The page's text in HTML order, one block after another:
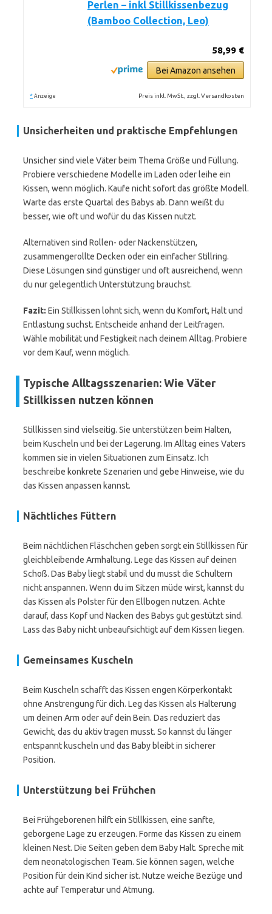
Perlen – inkl Stillkissenbezug
(Bamboo Collection, Leo)
58,99 €
Bei Amazon ansehen
* Anzeige Preis inkl. MwSt., zzgl. Versandkosten
Unsicherheiten und praktische Empfehlungen
Unsicher sind viele Väter beim Thema Größe und Füllung.
Probiere verschiedene Modelle im Laden oder leihe ein
Kissen, wenn möglich. Kaufe nicht sofort das größte Modell.
Warte das erste Quartal des Babys ab. Dann weißt du
besser, wie oft und wofür du das Kissen nutzt.
Alternativen sind Rollen- oder Nackenstützen,
zusammengerollte Decken oder ein einfacher Stillring.
Diese Lösungen sind günstiger und oft ausreichend, wenn
du nur gelegentlich Unterstützung brauchst.
Fazit: Ein Stillkissen lohnt sich, wenn du Komfort, Halt und
Entlastung suchst. Entscheide anhand der Leitfragen.
Wähle mobilität und Festigkeit nach deinem Alltag. Probiere
vor dem Kauf, wenn möglich.
Typische Alltagsszenarien: Wie Väter
Stillkissen nutzen können
Stillkissen sind vielseitig. Sie unterstützen beim Halten,
beim Kuscheln und bei der Lagerung. Im Alltag eines Vaters
kommen sie in vielen Situationen zum Einsatz. Ich
beschreibe konkrete Szenarien und gebe Hinweise, wie du
das Kissen anpassen kannst.
Nächtliches Füttern
Beim nächtlichen Fläschchen geben sorgt ein Stillkissen für
gleichbleibende Armhaltung. Lege das Kissen auf deinen
Schoß. Das Baby liegt stabil und du musst die Schultern
nicht anspannen. Wenn du im Sitzen müde wirst, kannst du
das Kissen als Polster für den Ellbogen nutzen. Achte
darauf, dass Kopf und Nacken des Babys gut gestützt sind.
Lass das Baby nicht unbeaufsichtigt auf dem Kissen liegen.
Gemeinsames Kuscheln
Beim Kuscheln schafft das Kissen engen Körperkontakt
ohne Anstrengung für dich. Leg das Kissen als Halterung
um deinen Arm oder auf dein Bein. Das reduziert das
Gewicht, das du aktiv tragen musst. So kannst du länger
entspannt kuscheln und das Baby bleibt in sicherer
Position.
Unterstützung bei Frühchen
Bei Frühgeborenen hilft ein Stillkissen, eine sanfte,
geborgene Lage zu erzeugen. Forme das Kissen zu einem
kleinen Nest. Die Seiten geben dem Baby Halt. Spreche mit
dem neonatologischen Team. Sie können sagen, welche
Position für dein Kind sicher ist. Nutze weiche Bezüge und
achte auf Temperatur und Atmung.